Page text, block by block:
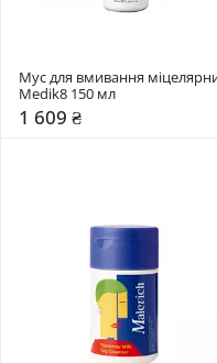
Мус для вмивання
Medik8 150 мл
1 609 ₴